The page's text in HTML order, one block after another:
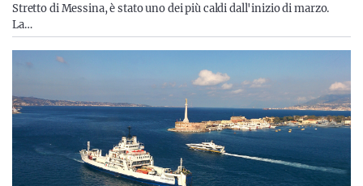
Stretto di Messina, è stato uno dei più caldi dall'inizio di marzo.
La…